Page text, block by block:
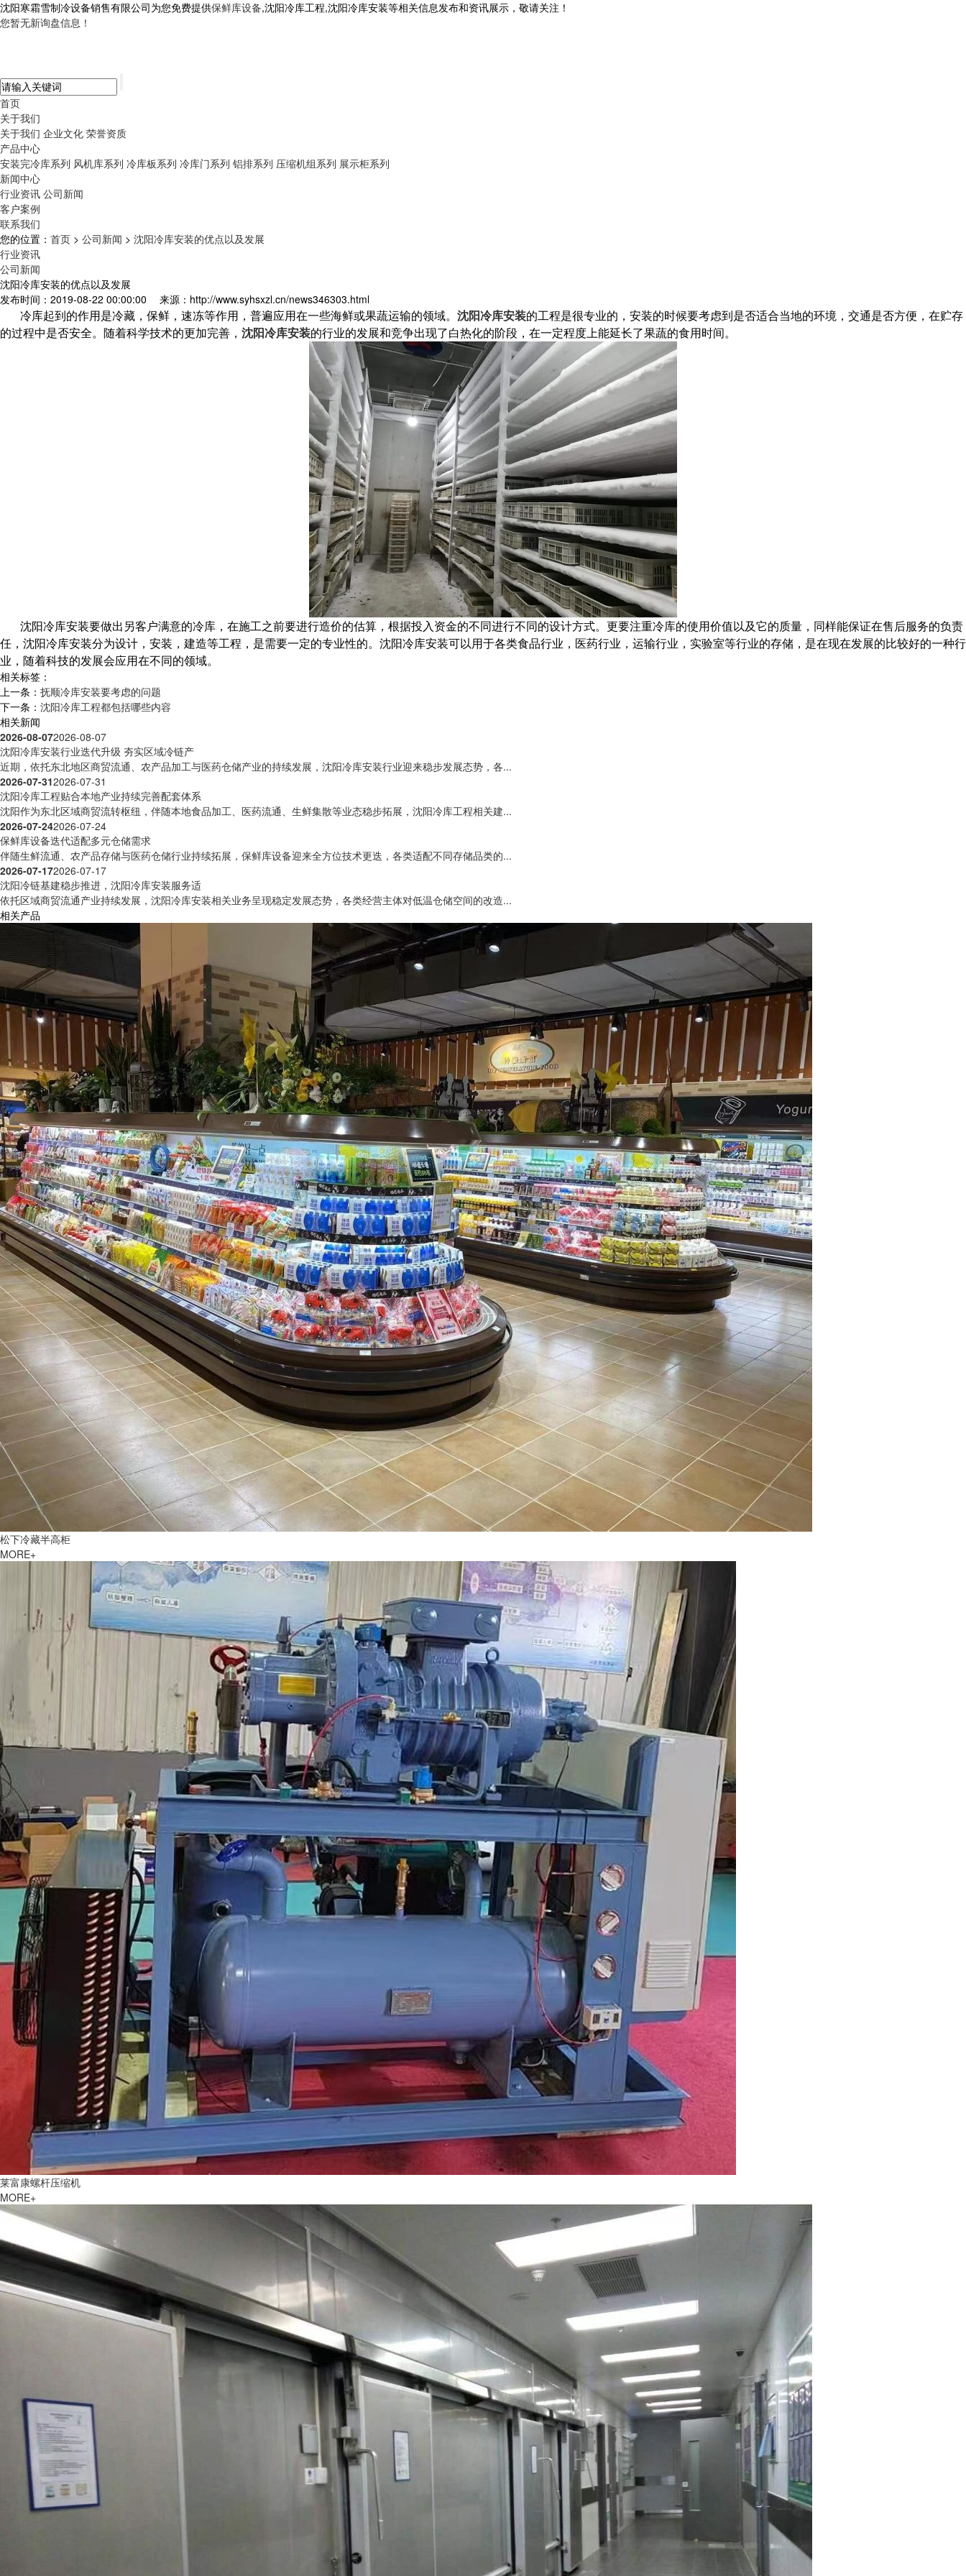
沈阳寒霜雪制冷设备销售有限公司为您免费提供保鲜库设备,沈阳冷库工程,沈阳冷库安装等相关信息发布和资讯展示，敬请关注！
您暂无新询盘信息！
首页
关于我们
关于我们 企业文化 荣誉资质
产品中心
安装完冷库系列 风机库系列 冷库板系列 冷库门系列 铝排系列 压缩机组系列 展示柜系列
新闻中心
行业资讯 公司新闻
客户案例
联系我们
您的位置： 首页 > 公司新闻 > 沈阳冷库安装的优点以及发展
行业资讯
公司新闻
沈阳冷库安装的优点以及发展
发布时间：2019-08-22 00:00:00
来源：http://www.syhsxzl.cn/news346303.html
冷库起到的作用是冷藏，保鲜，速冻等作用，普遍应用在一些海鲜或果蔬运输的领域。 沈阳冷库安装的工程是很专业的，安装的时候要考虑到是否适合当地的环境，交通是否方便，在贮存
的过程中是否安全。随着科学技术的更加完善， 沈阳冷库安装的行业的发展和竞争出现了白热化的阶段，在一定程度上能延长了果蔬的食用时间。
沈阳冷库安装要做出另客户满意的冷库，在施工之前要进行造价的估算，根据投入资金的不同进行不同的设计方式。更要注重冷库的使用价值以及它的质量，同样能保证在售后服务的负责
任，沈阳冷库安装分为设计，安装，建造等工程，是需要一定的专业性的。沈阳冷库安装可以用于各类食品行业，医药行业，运输行业，实验室等行业的存储，是在现在发展的比较好的一种行
业，随着科技的发展会应用在不同的领域。
相关标签：
上一条： 抚顺冷库安装要考虑的问题
下一条： 沈阳冷库工程都包括哪些内容
相关新闻
2026-08-072026-08-07
沈阳冷库安装行业迭代升级 夯实区域冷链产
近期，依托东北地区商贸流通、农产品加工与医药仓储产业的持续发展，沈阳冷库安装行业迎来稳步发展态势，各...
2026-07-312026-07-31
沈阳冷库工程贴合本地产业持续完善配套体系
沈阳作为东北区域商贸流转枢纽，伴随本地食品加工、医药流通、生鲜集散等业态稳步拓展，沈阳冷库工程相关建...
2026-07-242026-07-24
保鲜库设备迭代适配多元仓储需求
伴随生鲜流通、农产品存储与医药仓储行业持续拓展，保鲜库设备迎来全方位技术更迭，各类适配不同存储品类的...
2026-07-172026-07-17
沈阳冷链基建稳步推进，沈阳冷库安装服务适
依托区域商贸流通产业持续发展，沈阳冷库安装相关业务呈现稳定发展态势，各类经营主体对低温仓储空间的改造...
相关产品
松下冷藏半高柜
MORE+
莱富康螺杆压缩机
MORE+